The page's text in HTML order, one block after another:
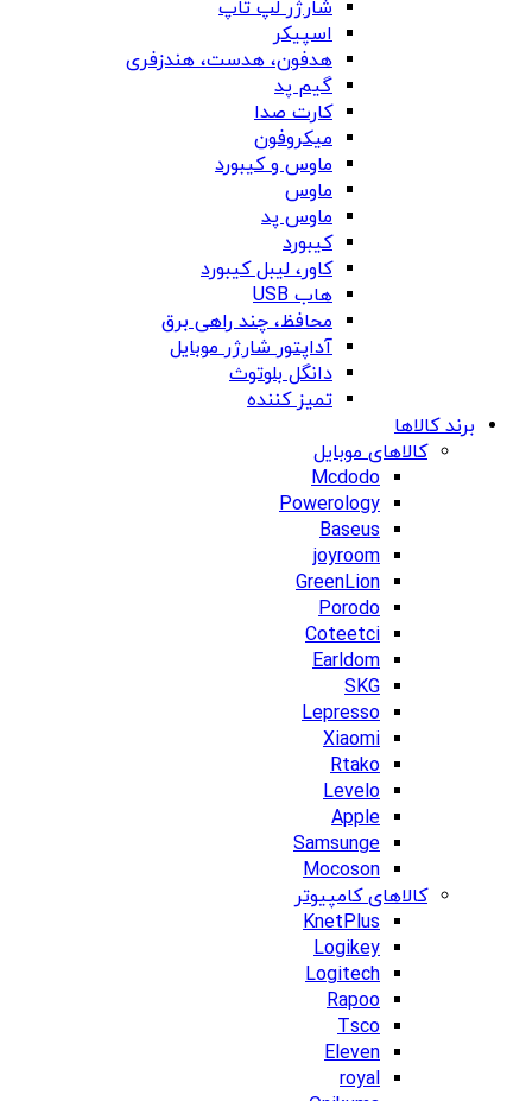
شارژر لپ تاپ
اسپیکر
هدفون، هدست، هندزفری
گیم پد
کارت صدا
میکروفون
ماوس و کیبورد
ماوس
ماوس پد
کیبورد
کاور، لیبل کیبورد
هاب USB
محافظ، چند راهی برق
آداپتور شارژر موبایل
دانگل بلوتوث
تمیز کننده
برند کالاها
کالاهای موبایل
Mcdodo
Powerology
Baseus
joyroom
GreenLion
Porodo
Coteetci
Earldom
SKG
Lepresso
Xiaomi
Rtako
Levelo
Apple
Samsunge
Mocoson
کالاهای کامپیوتر
KnetPlus
Logikey
Logitech
Rapoo
Tsco
Eleven
royal